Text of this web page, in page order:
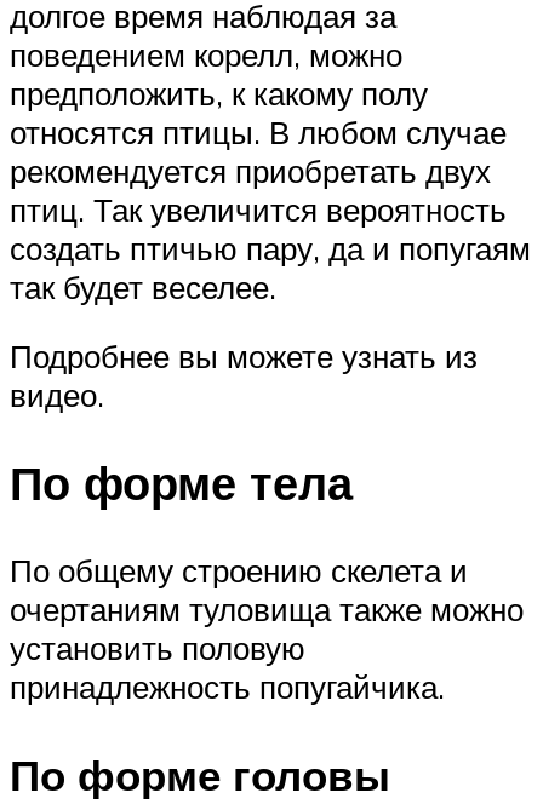
долгое время наблюдая за
поведением корелл, можно
предположить, к какому полу
относятся птицы. В любом случае
рекомендуется приобретать двух
птиц. Так увеличится вероятность
создать птичью пару, да и попугаям
так будет веселее.
Подробнее вы можете узнать из
видео.
По форме тела
По общему строению скелета и
очертаниям туловища также можно
установить половую
принадлежность попугайчика.
По форме головы